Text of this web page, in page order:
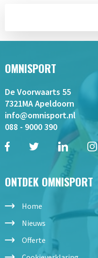
OMNISPORT
De Voorwaarts 55
7321MA Apeldoorn
info@omnisport.nl
088 - 9000 390
ONTDEK OMNISPORT
Home
Nieuws
Offerte